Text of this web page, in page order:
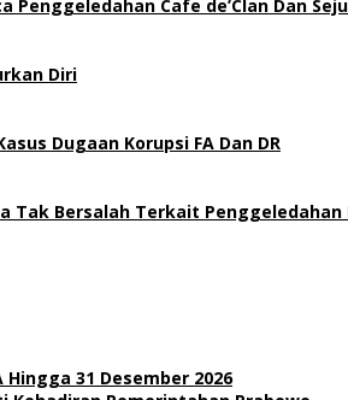
Penggeledahan Cafe de’Clan Dan
Diri
Dugaan Korupsi FA Dan DR
Tak Bersalah Terkait
31 Desember 2026